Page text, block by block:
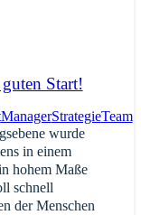
Start!
ManagerStrategieTeam
wurde
in einem
hohem Maße
schnell
der Menschen